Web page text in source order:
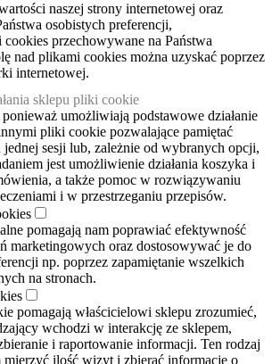
naszej strony internetowej oraz
osobistych preferencji,
przechowywane na Państwa
nad plikami cookies można uzyskać poprzez
internetowej.
sklepu pliki cookie
ponieważ umożliwiają podstawowe działanie
pliki cookie pozwalające pamiętać
sesji lub, zależnie od wybranych opcji,
jest umożliwienie działania koszyka i
a także pomoc w rozwiązywaniu
i w przestrzeganiu przepisów.
pomagają nam poprawiać efektywność
marketingowych oraz dostosowywać je do
np. poprzez zapamiętanie wszelkich
na stronach.
pomagają właścicielowi sklepu zrozumieć,
wchodzi w interakcję ze sklepem,
i raportowanie informacji. Ten rodzaj
mierzyć ilość wizyt i zbierać informacje o